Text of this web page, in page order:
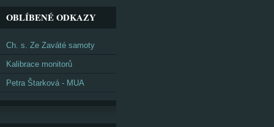
OBLÍBENÉ ODKAZY
Ch. s. Ze Zaváté samoty
Kalibrace monitorů
Petra Štarková - MUA